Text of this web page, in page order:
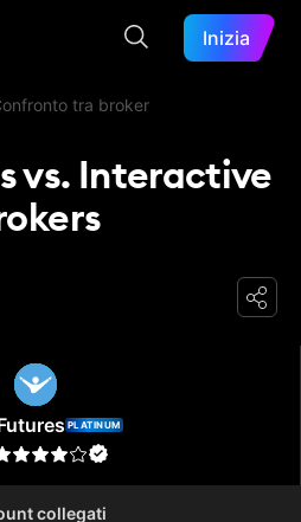
Inizia
tra broker
vs. Interactive
PLATINUM
collegati